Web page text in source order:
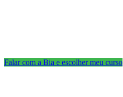
Falar com a Bia e escolher meu curso